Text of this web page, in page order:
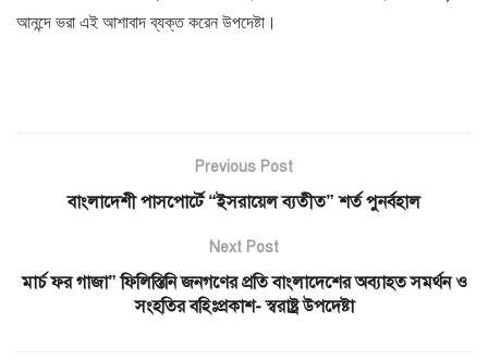
আনন্দে ভরা এই আশাবাদ ব্যক্ত করেন উপদেষ্টা।
Previous Post
বাংলাদেশী পাসপোর্টে “ইসরায়েল ব্যতীত” শর্ত পুনর্বহাল
Next Post
মার্চ ফর গাজা” ফিলিস্তিনি জনগণের প্রতি বাংলাদেশের অব্যাহত সমর্থন ও
সংহতির বহিঃপ্রকাশ- স্বরাষ্ট্র উপদেষ্টা